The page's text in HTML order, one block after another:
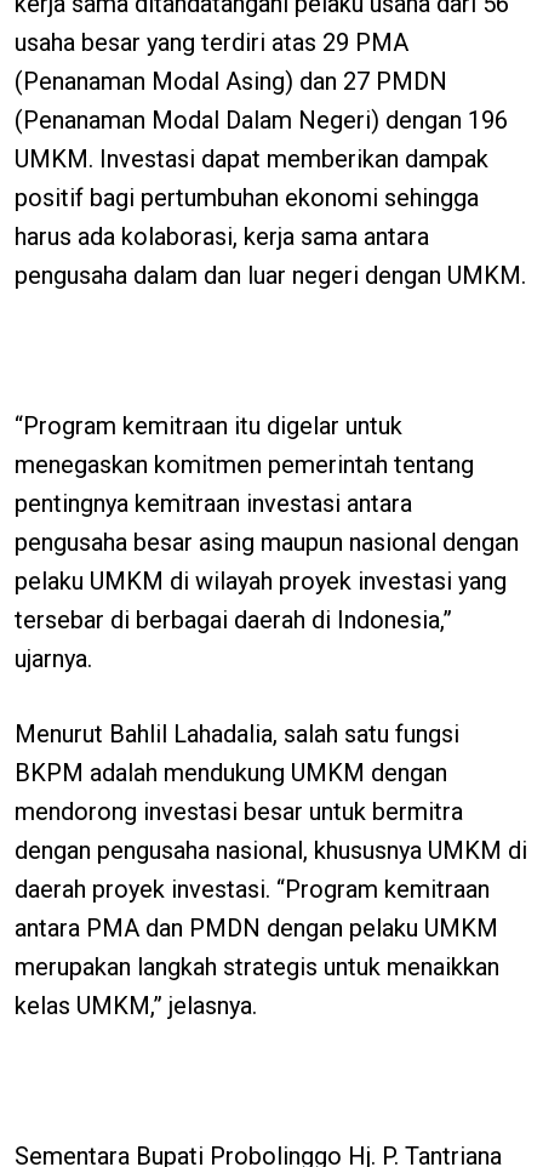
usaha besar yang terdiri atas 29 PMA
(Penanaman Modal Asing) dan 27 PMDN
(Penanaman Modal Dalam Negeri) dengan 196
UMKM. Investasi dapat memberikan dampak
positif bagi pertumbuhan ekonomi sehingga
harus ada kolaborasi, kerja sama antara
pengusaha dalam dan luar negeri dengan UMKM.
“Program kemitraan itu digelar untuk
menegaskan komitmen pemerintah tentang
pentingnya kemitraan investasi antara
pengusaha besar asing maupun nasional dengan
pelaku UMKM di wilayah proyek investasi yang
tersebar di berbagai daerah di Indonesia,”
ujarnya.
Menurut Bahlil Lahadalia, salah satu fungsi
BKPM adalah mendukung UMKM dengan
mendorong investasi besar untuk bermitra
dengan pengusaha nasional, khususnya UMKM di
daerah proyek investasi. “Program kemitraan
antara PMA dan PMDN dengan pelaku UMKM
merupakan langkah strategis untuk menaikkan
kelas UMKM,” jelasnya.
Sementara Bupati Probolinggo Hj. P. Tantriana